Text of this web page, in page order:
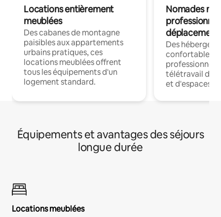
Locations entièrement
meublées
Des cabanes de montagne
paisibles aux appartements
urbains pratiques, ces
locations meublées offrent
tous les équipements d'un
logement standard.
Nomades
déplacement
Des
confortables
professionnels
télétravail
et d'espaces
Équipements et avantages des séjours
longue durée
Locations meublées